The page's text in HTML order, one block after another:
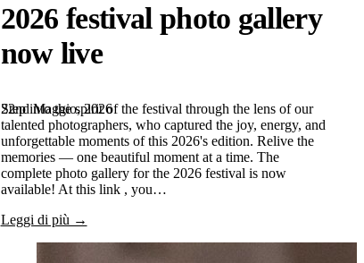
2026 festival photo gallery
now live
22nd Maggio, 2026
Step into the spirit of the festival through the lens of our
talented photographers, who captured the joy, energy, and
unforgettable moments of this 2026's edition. Relive the
memories — one beautiful moment at a time. The
complete photo gallery for the 2026 festival is now
available! At this link , you…
Leggi di più →